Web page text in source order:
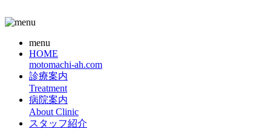
menu
HOME
motomachi-ah.com
診療案内
Treatment
病院案内
About Clinic
スタッフ紹介